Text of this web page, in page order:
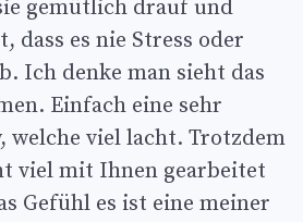
gemütlich drauf und
dass es nie Stress oder
Ich denke man sieht das
Einfach eine sehr
welche viel lacht. Trotzdem
viel mit Ihnen gearbeitet
Gefühl es ist eine meiner